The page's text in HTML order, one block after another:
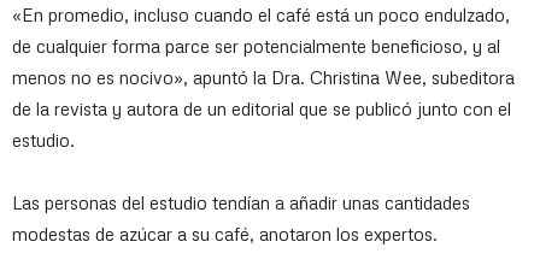
«En promedio, incluso cuando el café está un poco endulzado,
de cualquier forma parce ser potencialmente beneficioso, y al
menos no es nocivo», apuntó la Dra. Christina Wee, subeditora
de la revista y autora de un editorial que se publicó junto con el
estudio.
Las personas del estudio tendían a añadir unas cantidades
modestas de azúcar a su café, anotaron los expertos.